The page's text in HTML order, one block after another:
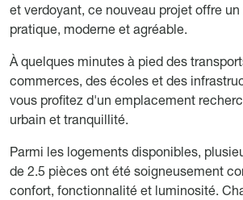
et verdoyant, ce nouveau projet offre
pratique, moderne et agréable.
À quelques minutes à pied des
commerces, des écoles et des
vous profitez d'un emplacement
urbain et tranquillité.
Parmi les logements disponibles,
de 2.5 pièces ont été soigneusement
confort, fonctionnalité et luminosité.